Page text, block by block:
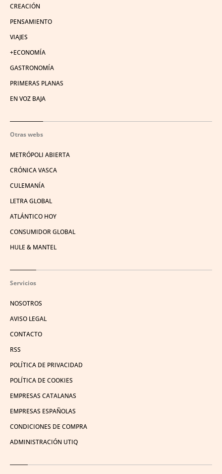
CREACIÓN
PENSAMIENTO
VIAJES
+ECONOMÍA
GASTRONOMÍA
PRIMERAS PLANAS
EN VOZ BAJA
Otras webs
METRÓPOLI ABIERTA
CRÓNICA VASCA
CULEMANÍA
LETRA GLOBAL
ATLÁNTICO HOY
CONSUMIDOR GLOBAL
HULE & MANTEL
Servicios
NOSOTROS
AVISO LEGAL
CONTACTO
RSS
POLÍTICA DE PRIVACIDAD
POLÍTICA DE COOKIES
EMPRESAS CATALANAS
EMPRESAS ESPAÑOLAS
CONDICIONES DE COMPRA
ADMINISTRACIÓN UTIQ